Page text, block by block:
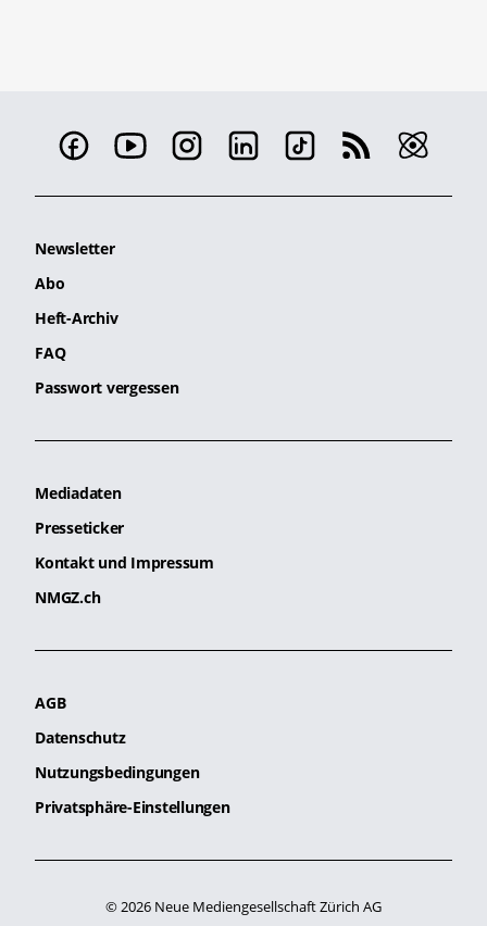
Newsletter
Abo
Heft-Archiv
FAQ
Passwort vergessen
Mediadaten
Presseticker
Kontakt und Impressum
NMGZ.ch
AGB
Datenschutz
Nutzungsbedingungen
Privatsphäre-Einstellungen
© 2026 Neue Mediengesellschaft Zürich AG